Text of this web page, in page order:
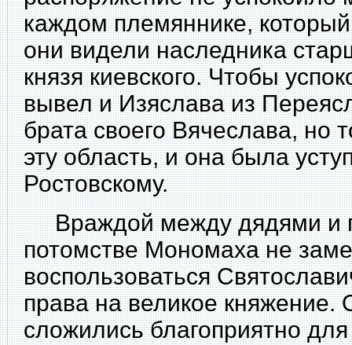
каждом племяннике,
они видели наследника
князя киевского. Чтобы
вывел и Изяслава из
брата своего Вячеслава, но
эту область, и она была
Ростовскому.
Враждой между дядями и
потомстве Мономаха не
воспользоваться
права на великое княжение.
сложились благоприятно